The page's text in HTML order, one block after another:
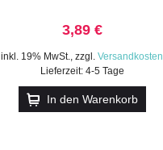
3,89 €
inkl. 19% MwSt.,zzgl.Versandkosten
Lieferzeit: 4-5 Tage
In den Warenkorb